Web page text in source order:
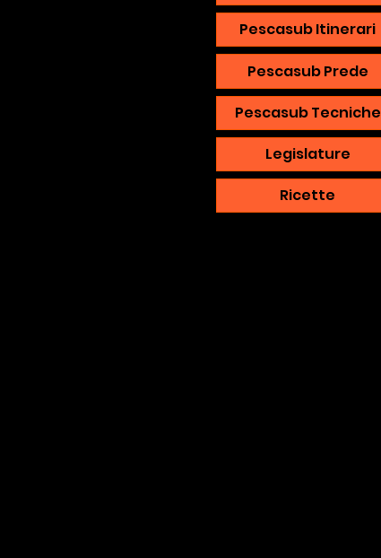
Pescasub Itinerari
Pescasub Prede
Pescasub Tecniche
Legislature
Ricette